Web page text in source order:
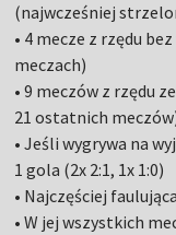
(najwcześniej
• 4 mecze z rzędu
meczach)
• 9 meczów z rzędu
21 ostatnich
• Jeśli wygrywa na
1 gola (2x 2:1, 1x 1:0)
• Najczęściej
• W jej wszystkich